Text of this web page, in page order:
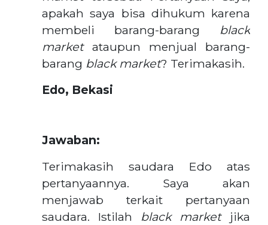
apakah saya bisa dihukum karena
membeli barang-barang black
marketataupun menjual barang-
barang black market? Terimakasih.
Edo, Bekasi
Jawaban:
Terimakasih saudara Edo atas
pertanyaannya. Saya akan
menjawab terkait pertanyaan
saudara. Istilah black market jika